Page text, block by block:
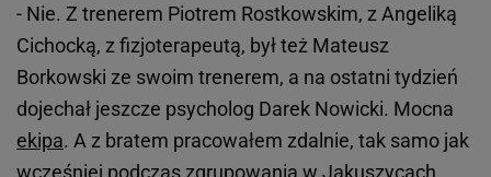
- Nie. Z trenerem Piotrem Rostkowskim, z Angeliką
Cichocką, z fizjoterapeutą, był też Mateusz
Borkowski ze swoim trenerem, a na ostatni tydzień
dojechał jeszcze psycholog Darek Nowicki. Mocna
ekipa. A z bratem pracowałem zdalnie, tak samo jak
wcześniej podczas zgrupowania w Jakuszycach.